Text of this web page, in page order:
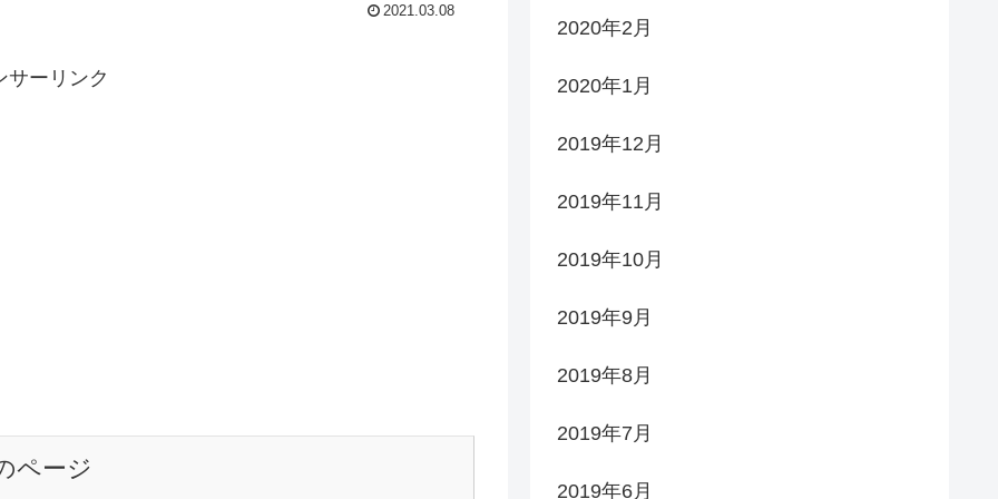
2021.03.08
サーリンク
ページ
2020年2月
2020年1月
2019年12月
2019年11月
2019年10月
2019年9月
2019年8月
2019年7月
2019年6月